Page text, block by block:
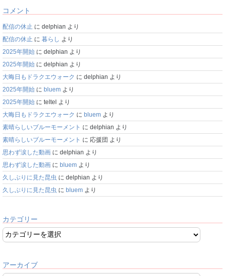
コメント
配信の休止 に delphian より
配信の休止 に 暮らし より
2025年開始 に delphian より
2025年開始 に delphian より
大晦日もドラクエウォーク に delphian より
2025年開始 に bluem より
2025年開始 に teltel より
大晦日もドラクエウォーク に bluem より
素晴らしいブルーモーメント に delphian より
素晴らしいブルーモーメント に 応援団 より
思わず涙した動画 に delphian より
思わず涙した動画 に bluem より
久しぶりに見た昆虫 に delphian より
久しぶりに見た昆虫 に bluem より
カテゴリー
アーカイブ